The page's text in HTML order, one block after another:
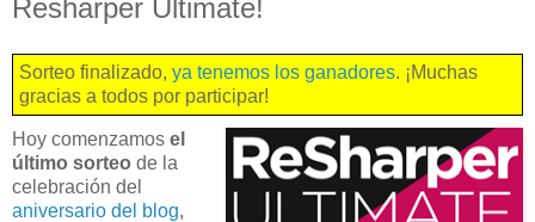
Resharper Ultimate!
Sorteo finalizado, ya tenemos los ganadores. ¡Muchas
gracias a todos por participar!
Hoy comenzamos el
último sorteo de la
celebración del
aniversario del blog,